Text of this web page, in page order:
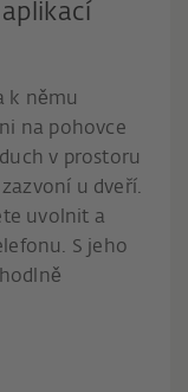
k němu
na pohovce
v prostoru
u dveří.
uvolnit a
S jeho